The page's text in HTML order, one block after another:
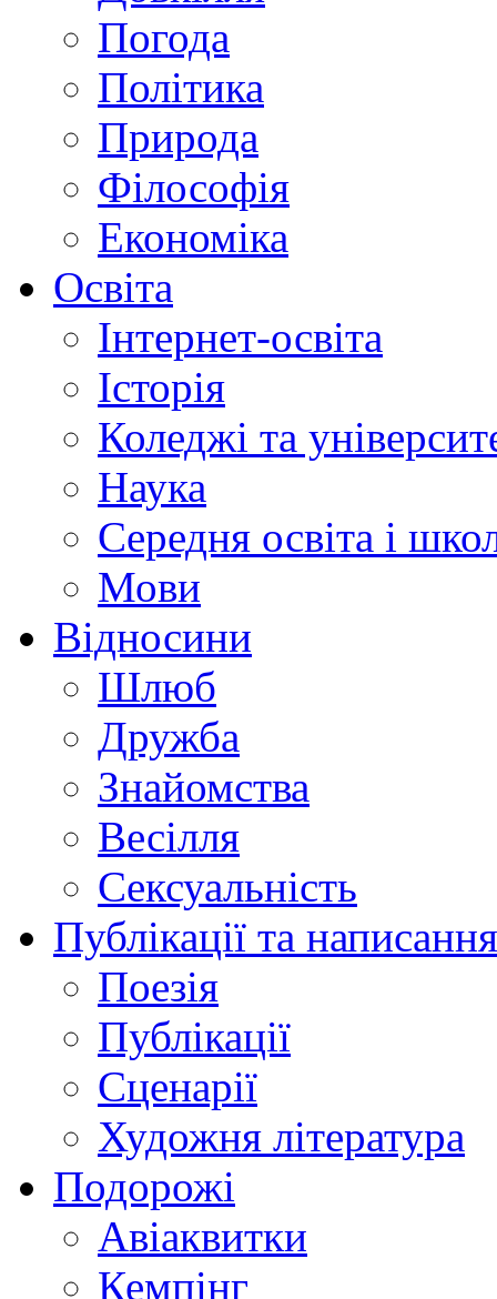
Погода
Політика
Природа
Філософія
Економіка
Освіта
Інтернет-освіта
Історія
Коледжі та
Наука
Середня освіта і
Мови
Відносини
Шлюб
Дружба
Знайомства
Весілля
Сексуальність
Публікації та
Поезія
Публікації
Сценарії
Художня література
Подорожі
Авіаквитки
Кемпінг